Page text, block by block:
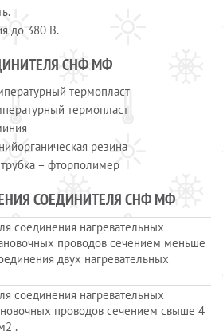
до 380 В.
СНФ МФ
термопласт
термопласт
резина
– фторполимер
СОЕДИНИТЕЛЯ СНФ МФ
соединения нагревательных
проводов сечением меньше
двух нагревательных
соединения нагревательных
проводов сечением свыше 4
.